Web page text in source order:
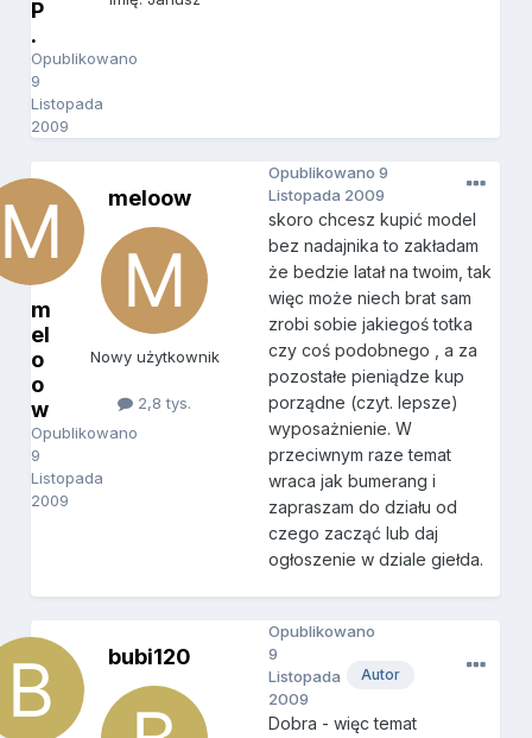
P
.
Opublikowano
9
Listopada
2009
m
el
o
o
w
Opublikowano
9
Listopada
2009
meloow
Nowy użytkownik
2,8 tys.
Opublikowano9
Listopada 2009
skoro chcesz kupić model
bez nadajnika to zakładam
że bedzie latał na twoim, tak
więc może niech brat sam
zrobi sobie jakiegoś totka
czy coś podobnego , a za
pozostałe pieniądze kup
porządne (czyt. lepsze)
wyposażnienie. W
przeciwnym raze temat
wraca jak bumerang i
zapraszam do działu od
czego zacząć lub daj
ogłoszenie w dziale giełda.
bubi120
Autor
Opublikowano
9
Listopada
2009
Dobra - więc temat